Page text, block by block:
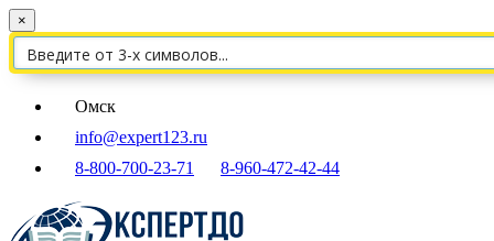
×
Омск
info@expert123.ru
8-800-700-23-71
8-960-472-42-44